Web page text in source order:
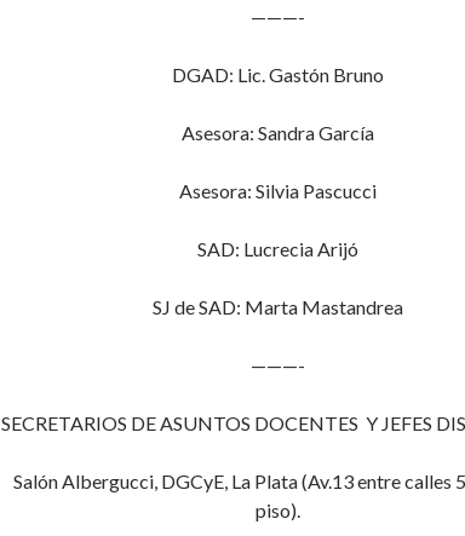
———-
DGAD: Lic. Gastón Bruno
Asesora: Sandra García
Asesora: Silvia Pascucci
SAD: Lucrecia Arijó
SJ de SAD: Marta Mastandrea
———-
SECRETARIOS DE ASUNTOS DOCENTES Y JEFES
Salón Albergucci, DGCyE, La Plata (Av.13 entre calles
piso).